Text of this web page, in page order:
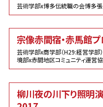
芸術学部x博多伝統職の会博多
宗像赤間宿・赤馬館プ
芸術学部x商学部（H29:経営学
境部x赤間地区コミュニティ運営
柳川夜の川下り照明